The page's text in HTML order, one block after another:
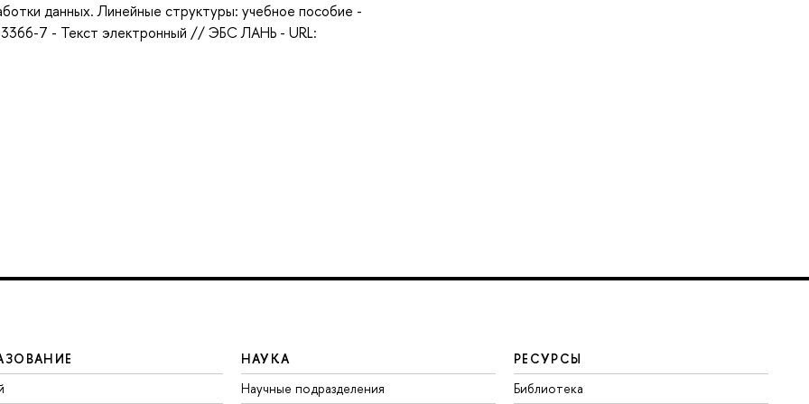
данных. Линейные структуры: учебное пособие -
7 - Текст электронный // ЭБС ЛАНЬ - URL:
НАУКА
Научные подразделения
РЕСУРСЫ
Библиотека